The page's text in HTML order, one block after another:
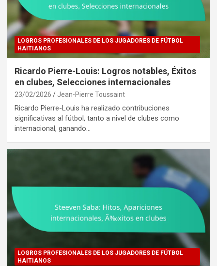
LOGROS PROFESIONALES DE LOS JUGADORES DE FÚTBOL
HAITIANOS
Ricardo Pierre-Louis: Logros notables, Éxitos
en clubes, Selecciones internacionales
23/02/2026 Jean-Pierre Toussaint
Ricardo Pierre-Louis ha realizado contribuciones
significativas al fútbol, tanto a nivel de clubes como
internacional, ganando…
LOGROS PROFESIONALES DE LOS JUGADORES DE FÚTBOL
HAITIANOS